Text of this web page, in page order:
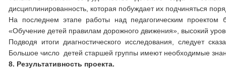
дисциплинированность, которая побуждает их подчиняться
На последнем этапе работы над педагогическим проектом
«Обучение детей правилам дорожного движения», высокий
Подводя итоги диагностического исследования, следует
Большое число детей старшей группы имеют необходимые
8. Результативность проекта.